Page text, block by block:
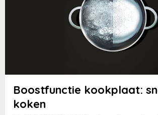
Boostfunctie kookplaat:
koken